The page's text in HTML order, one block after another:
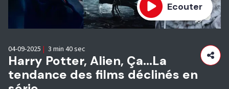
Ecouter
Harry Potter, Alien, Ça...La
tendance des films déclinés en
04-09-2025 | 3 min 40 sec